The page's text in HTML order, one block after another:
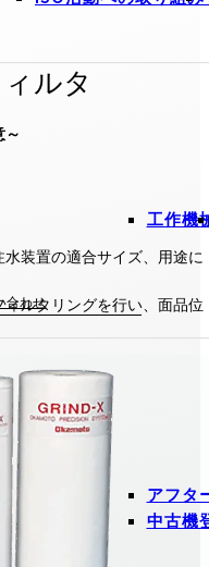
合わせ
工作機
アフタ
中古機
ルタ
装置の適合サイズ、用途に
ルタリングを行い、面品位